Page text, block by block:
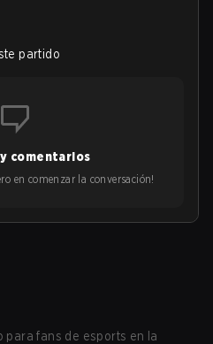
partido
comentarios
en comenzar la conversación!
para fans de esports en la